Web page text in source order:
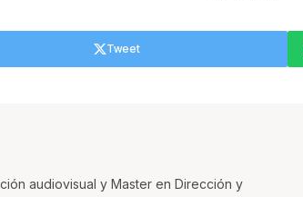
Tweet
audiovisual y Master en Dirección y